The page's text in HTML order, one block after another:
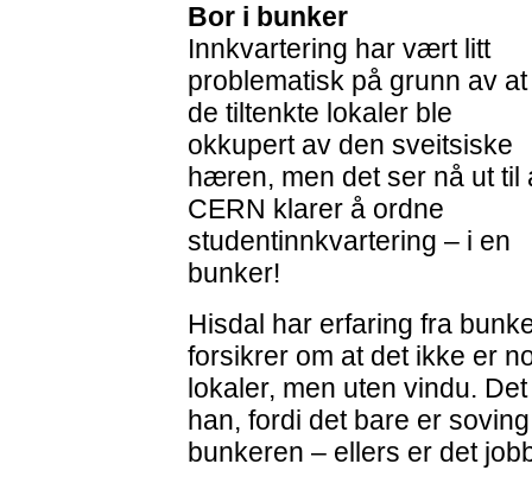
Bor i bunker
Innkvartering har vært litt
problematisk på grunn av at
de tiltenkte lokaler ble
okkupert av den sveitsiske
hæren, men det ser nå ut til
CERN klarer å ordne
studentinnkvartering – i en
bunker!
Hisdal har erfaring fra
forsikrer om at det ikke er
lokaler, men uten vindu.
han, fordi det bare er
bunkeren – ellers er det